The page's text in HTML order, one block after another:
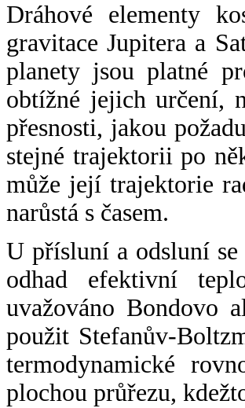
Dráhové elementy
gravitace Jupitera a
planety jsou platné
obtížné jejich určení,
přesnosti, jakou
stejné trajektorii po
může její trajektorie
narůstá s časem.
U přísluní a odsluní se
odhad efektivní
uvažováno Bondovo
použit Stefanův-
termodynamické
plochou průřezu,